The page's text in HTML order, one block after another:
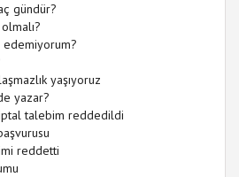
gündür?
yaşıyoruz
yazar?
talebim reddedildi
reddetti